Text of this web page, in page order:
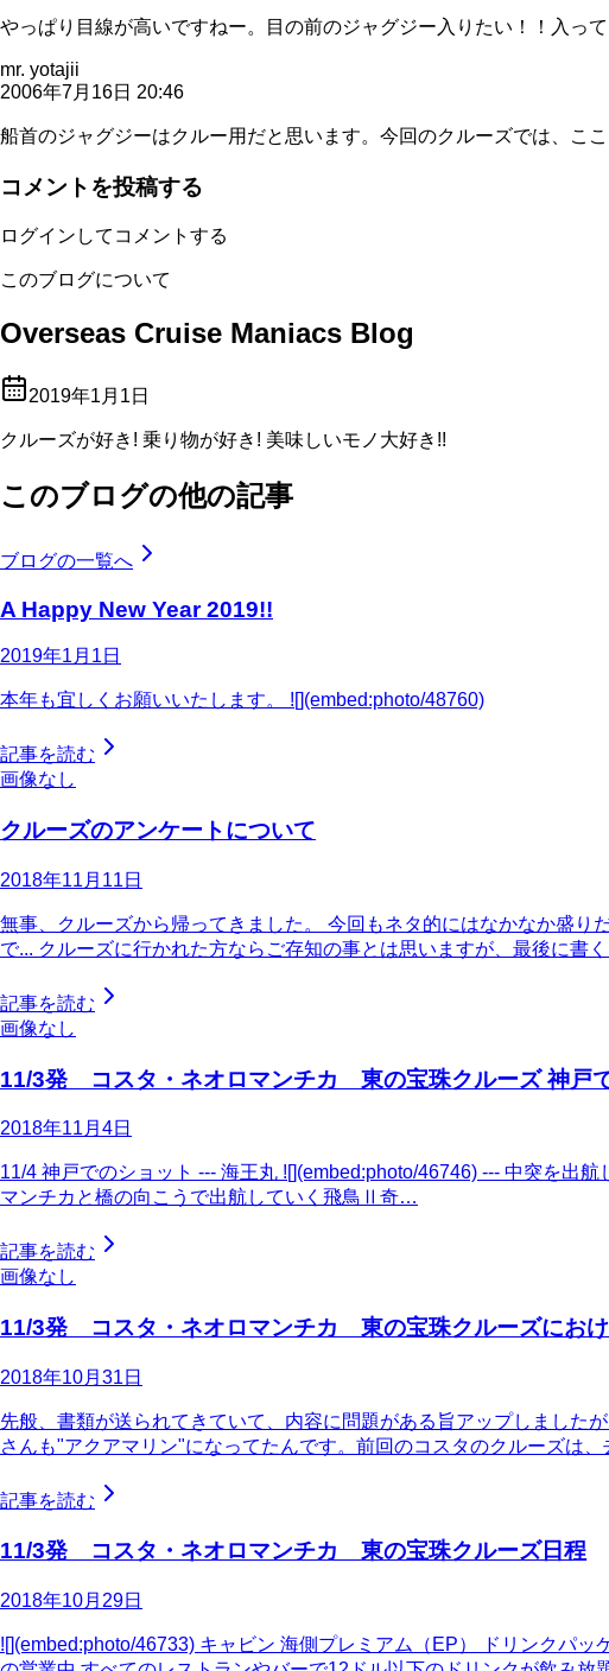
やっぱり目線が高いですねー。目の前のジャグジー入りたい！！入っ
mr. yotajii
2006年7月16日 20:46
船首のジャグジーはクルー用だと思います。今回のクルーズでは、こ
コメントを投稿する
ログインしてコメントする
このブログについて
Overseas Cruise Maniacs Blog
2019年1月1日
クルーズが好き! 乗り物が好き! 美味しいモノ大好き!!
このブログの他の記事
ブログの一覧へ
A Happy New Year 2019!!
2019年1月1日
本年も宜しくお願いいたします。 ![](embed:photo/48760)
記事を読む
画像なし
クルーズのアンケートについて
2018年11月11日
無事、クルーズから帰ってきました。 今回もネタ的にはなかなか盛
で... クルーズに行かれた方ならご存知の事とは思いますが、最後に
記事を読む
画像なし
11/3発 コスタ・ネオロマンチカ 東の宝珠クルーズ 神戸
2018年11月4日
11/4 神戸でのショット --- 海王丸 ![](embed:photo/46746) --- 中突を出
マンチカと橋の向こうで出航していく飛鳥Ⅱ奇…
記事を読む
画像なし
11/3発 コスタ・ネオロマンチカ 東の宝珠クルーズにおけ
2018年10月31日
先般、書類が送られてきていて、内容に問題がある旨アップしました
さんも"アクアマリン"になってたんです。前回のコスタのクルーズは
記事を読む
11/3発 コスタ・ネオロマンチカ 東の宝珠クルーズ日程
2018年10月29日
![](embed:photo/46733) キャビン 海側プレミアム（EP） ドリンクパ